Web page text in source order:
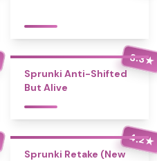
3.3★
Sprunki Anti-Shifted
But Alive
4.2★
Sprunki Retake (New